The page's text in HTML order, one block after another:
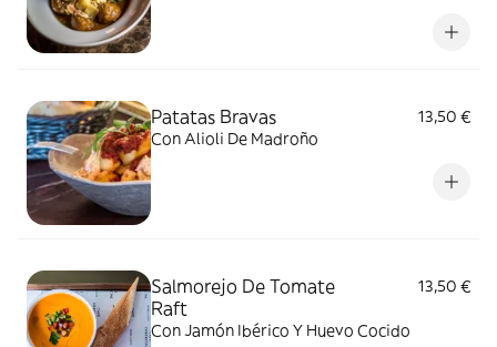
Patatas Bravas
13,50 €
Con Alioli De Madroño
Salmorejo De Tomate
Raft
13,50 €
Con Jamón Ibérico Y Huevo Cocido